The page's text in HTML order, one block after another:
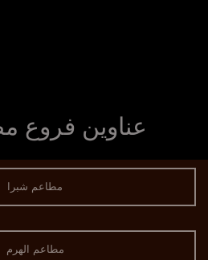
عناوين فروع
مطاعم شبرا
مطاعم الهرم